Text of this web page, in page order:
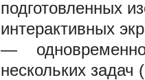
подготовленных
интерактивных
—
нескольких задач